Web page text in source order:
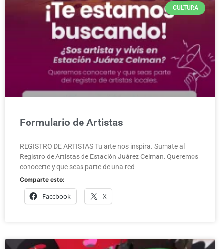
CULTURA
Formulario de Artistas
REGISTRO DE ARTISTAS Tu arte nos inspira. Sumate al
Registro de Artistas de Estación Juárez Celman. Queremos
conocerte y que seas parte de una red
Comparte esto:
Facebook X